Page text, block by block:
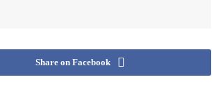
Share on Facebook